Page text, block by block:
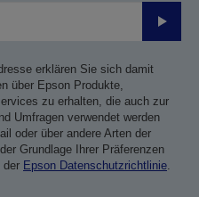
erklären Sie sich damit
über Epson Produkte,
zu erhalten, die auch zur
Umfragen verwendet werden
oder über andere Arten der
Grundlage Ihrer Präferenzen
der Epson Datenschutzrichtlinie